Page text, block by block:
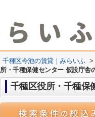
千種区今池の賃貸｜みらいふ >
所・千種保健センター 仮設庁舎
千種区役所・千種保